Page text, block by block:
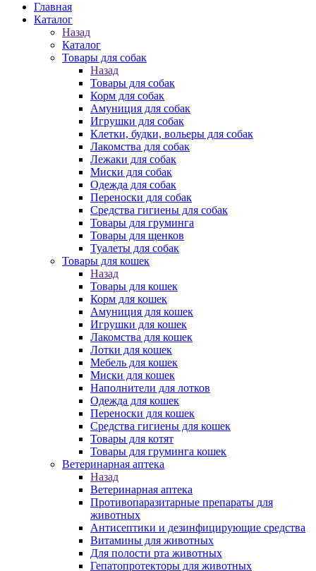
Главная
Каталог
Назад
Каталог
Товары для собак
Назад
Товары для собак
Корм для собак
Амуниция для собак
Игрушки для собак
Клетки, будки, вольеры для собак
Лакомства для собак
Лежаки для собак
Миски для собак
Одежда для собак
Переноски для собак
Средства гигиены для собак
Товары для груминга
Товары для щенков
Туалеты для собак
Товары для кошек
Назад
Товары для кошек
Корм для кошек
Амуниция для кошек
Игрушки для кошек
Лакомства для кошек
Лотки для кошек
Мебель для кошек
Миски для кошек
Наполнители для лотков
Одежда для кошек
Переноски для кошек
Средства гигиены для кошек
Товары для котят
Товары для груминга кошек
Ветеринарная аптека
Назад
Ветеринарная аптека
Противопаразитарные препараты для
животных
Антисептики и дезинфицирующие средства
Витамины для животных
Для полости рта животных
Гепатопротекторы для животных